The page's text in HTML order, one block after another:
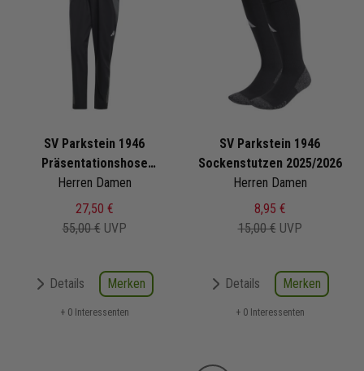
SV Parkstein 1946
Präsentationshose
2025/2026
Herren Damen
27,50 €
55,00 € UVP
Details Merken
+ 0 Interessenten
SV Parkstein 1946
Sockenstutzen 2025/2026
Herren Damen
8,95 €
15,00 € UVP
Details Merken
+ 0 Interessenten